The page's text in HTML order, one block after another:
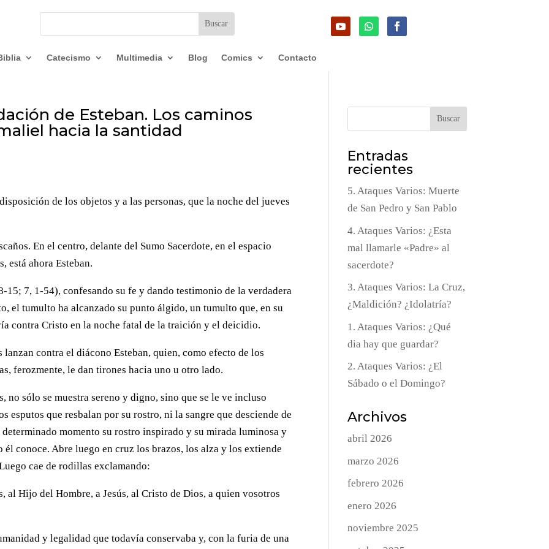
Catecismo Multimedia Blog Comics Contacto
de Esteban. Los caminos
hacia la santidad
de los objetos y a las personas, que la noche del jueves
En el centro, delante del Sumo Sacerdote, en el espacio
está ahora Esteban.
15; 7, 1-54), confesando su fe y dando testimonio de la verdadera
el tumulto ha alcanzado su punto álgido, un tumulto que, en su
contra Cristo en la noche fatal de la traición y el deicidio.
contra el diácono Esteban, quien, como efecto de los
ferozmente, le dan tirones hacia uno u otro lado.
no sólo se muestra sereno y digno, sino que se le ve incluso
esputos que resbalan por su rostro, ni la sangre que desciende de
momento su rostro inspirado y su mirada luminosa y
conoce. Abre luego en cruz los brazos, los alza y los extiende
cae de rodillas exclamando:
al Hijo del Hombre, a Jesús, al Cristo de Dios, a quien vosotros
y legalidad que todavía conservaba y, con la furia de una
Buscar
Entradas
recientes
5. Ataques Varios: Muerte
de San Pedro y San Pablo
4. Ataques Varios: ¿Esta
mal llamarle «Padre» al
sacerdote?
3. Ataques Varios: La Cruz,
¿Maldición? ¿Idolatría?
1. Ataques Varios: ¿Qué
dia hay que guardar?
2. Ataques Varios: ¿El
Sábado o el Domingo?
Archivos
abril 2026
marzo 2026
febrero 2026
enero 2026
noviembre 2025